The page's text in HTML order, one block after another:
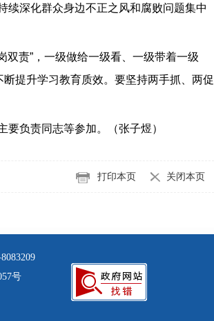
续深化群众身边不正之风和腐败问题集中
责”，一级做给一级看、一级带着一级
提升学习教育质效。要坚持两手抓、两促
负责同志等参加。（张子煜）
打印本页 关闭本页
号